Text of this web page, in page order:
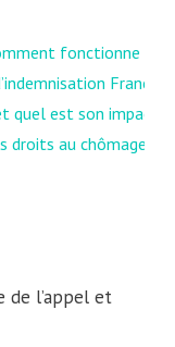
fonctionne le
France
quel est son impact
droits au chômage ?
de l’appel et